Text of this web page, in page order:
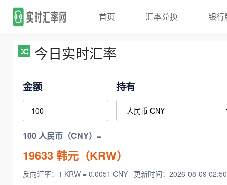
首页 汇率兑换 银行
今日实时汇率
金额 持有
100 人民币（CNY）=
19633韩元（KRW）
反向汇率：1 KRW = 0.0051 CNY 更新时间：2026-08-09